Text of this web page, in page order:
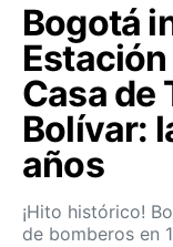
Bogotá
Casa de
Bolívar:
años
¡Hito histórico!
de bomberos en